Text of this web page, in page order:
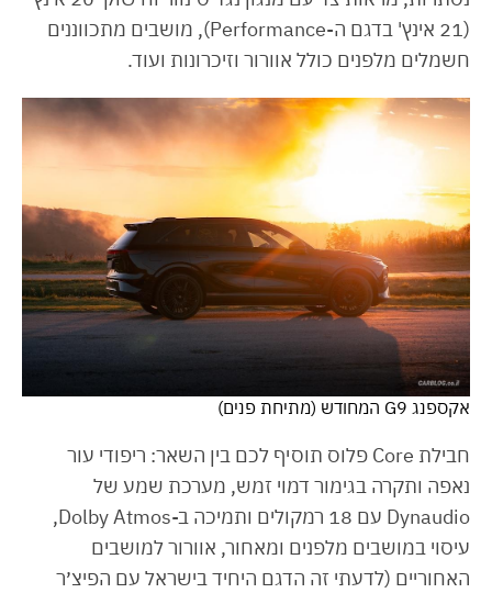
(21 אינץ' בדגם ה-Performance), מושבים מתכווננים
חשמלים מלפנים כולל אוורור וזיכרונות ועוד.
אקספנג G9 המחודש (מתיחת פנים)
חבילת Core פלוס תוסיף לכם בין השאר: ריפודי עור
נאפה ותקרה בגימור דמוי זמש, מערכת שמע של
Dynaudio עם 18 רמקולים ותמיכה ב-Dolby Atmos,
עיסוי במושבים מלפנים ומאחור, אוורור למושבים
האחוריים (לדעתי זה הדגם היחיד בישראל עם הפיצ׳ר